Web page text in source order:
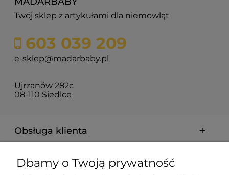
Twój sklep z artykułami dla niemowląt
603 039 209
e-sklep@madarbaby.pl
Ujrzanów 282c
08-110 Siedlce
Obsługa klienta
Pomoc
Dbamy o Twoją prywatność